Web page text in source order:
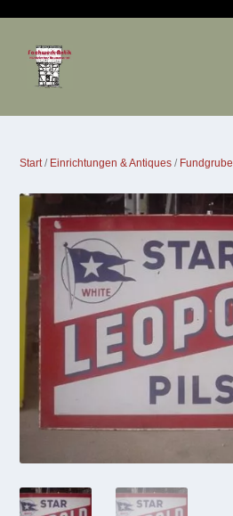
Start/ Einrichtungen & Antiques / Fundgrube